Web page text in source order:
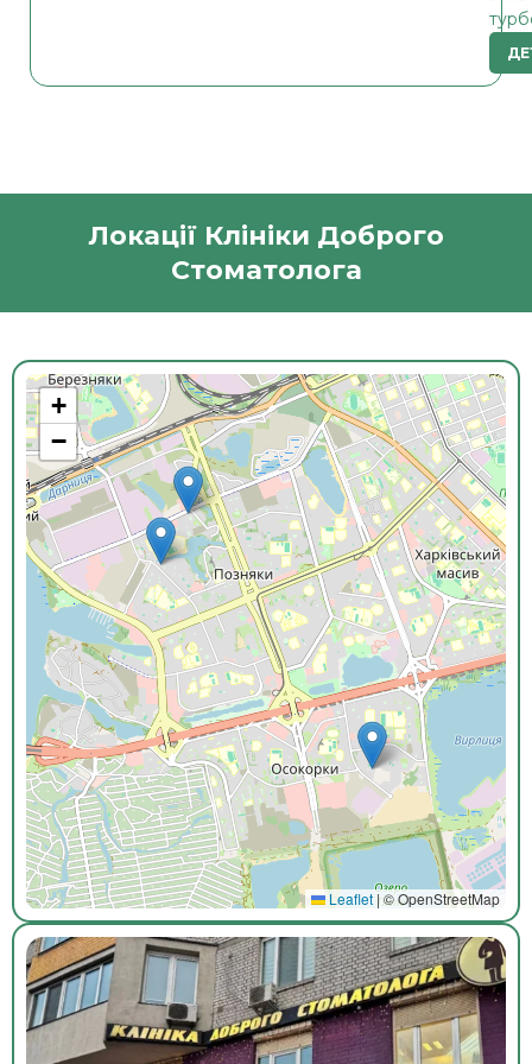
Локації Клініки Доброго
Стоматолога
+
−
Leaflet|© OpenStreetMap